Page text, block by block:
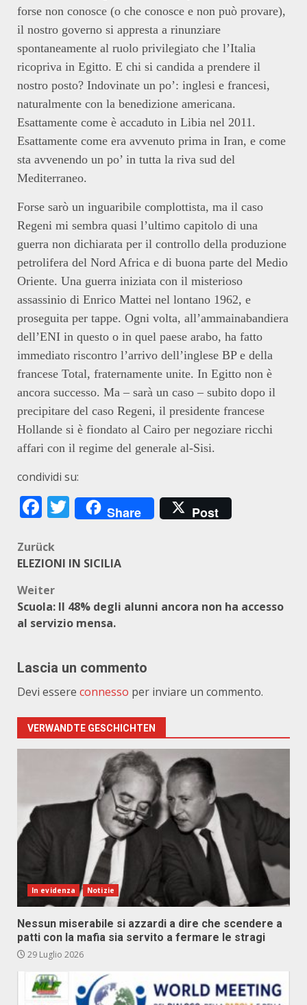
forse non conosce (o che conosce e non può provare),
il nostro governo si appresta a rinunziare
spontaneamente al ruolo privilegiato che l’Italia
ricopriva in Egitto. E chi si candida a prendere il
nostro posto? Indovinate un po’: inglesi e francesi,
naturalmente con la benedizione americana.
Esattamente come è accaduto in Libia nel 2011.
Esattamente come era avvenuto prima in Iran, e come
sta avvenendo un po’ in tutta la riva sud del
Mediterraneo.
Forse sarò un inguaribile complottista, ma il caso
Regeni mi sembra quasi l’ultimo capitolo di una
guerra non dichiarata per il controllo della produzione
petrolifera del Nord Africa e di buona parte del Medio
Oriente. Una guerra iniziata con il misterioso
assassinio di Enrico Mattei nel lontano 1962, e
proseguita per tappe. Ogni volta, all’ammainabandiera
dell’ENI in questo o in quel paese arabo, ha fatto
immediato riscontro l’arrivo dell’inglese BP e della
francese Total, fraternamente unite. In Egitto non è
ancora successo. Ma – sarà un caso – subito dopo il
precipitare del caso Regeni, il presidente francese
Hollande si è fiondato al Cairo per negoziare ricchi
affari con il regime del generale al-Sisi.
condividi su:
Facebook
Twitter
Share Post
Beitragsnavigation
Zurück
ELEZIONI IN SICILIA
Weiter
Scuola: Il 48% degli alunni ancora non ha accesso
al servizio mensa.
Lascia un commento
Devi essere connesso per inviare un commento.
VERWANDTE GESCHICHTEN
In evidenza Notizie
Nessun miserabile si azzardi a dire che scendere a
patti con la mafia sia servito a fermare le stragi
29 Luglio 2026